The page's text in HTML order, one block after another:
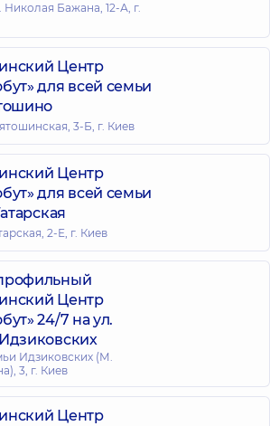
Николая Бажана, 12-А, г.
Центр
для всей семьи
3-Б, г. Киев
Центр
для всей семьи
2-Е, г. Киев
Центр
24/7 на ул.
Идзиковских (М.
3, г. Киев
Центр